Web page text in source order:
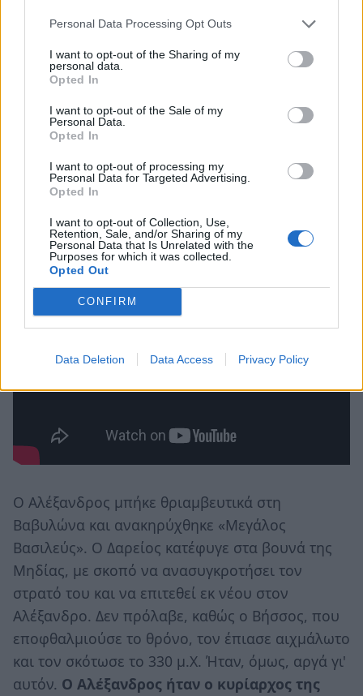
Personal Data Processing Opt Outs
I want to opt-out of the Sharing of my
personal data.
Opted In
I want to opt-out of the Sale of my
Personal Data.
Opted In
I want to opt-out of processing my
Personal Data for Targeted Advertising.
Opted In
I want to opt-out of Collection, Use,
Retention, Sale, and/or Sharing of my
Personal Data that Is Unrelated with the
Purposes for which it was collected.
Opted Out
CONFIRM
Data Deletion Data Access Privacy Policy
της προσπάθειάς του και υποχώρησε με τις
Οι Πέρσες άφησαν ανυπολόγιστο αριθμό
νεκρών επί του πεδίου της μάχης, ενώ οι
Μακεδόνες από 100 έως 3.000, σύμφωνα με τις
διάφορες πηγές. Οι άνδρες του Αλέξανδρου
πήραν ως λάφυρα 4.000 τάλαντα από τη σκηνή
του Δαρείου, το άρμα του και το προσωπικό του
τόξο, καθώς και τους πολεμικούς ελέφαντες,
που δεν έπαιξαν κανένα ρόλο στη μάχη.
Ο Αλέξανδρος μπήκε θριαμβευτικά στη
Βαβυλώνα και ανακηρύχθηκε «Μεγάλος
Βασιλεύς». Ο Δαρείος κατέφυγε στα βουνά της
Μηδίας, με σκοπό να ανασυγκροτήσει τον
στρατό του και να επιτεθεί εκ νέου στον
Αλέξανδρο. Δεν πρόλαβε, καθώς ο Βήσσος, που
εποφθαλμιούσε το θρόνο, τον έπιασε αιχμάλωτο
και τον σκότωσε το 330 μ.Χ. Ήταν, όμως, αργά γι'
αυτόν. Ο Αλέξανδρος ήταν ο κυρίαρχος της